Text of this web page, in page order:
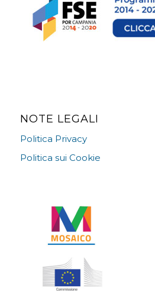
NOTE LEGALI
Politica Privacy
Politica sui Cookie